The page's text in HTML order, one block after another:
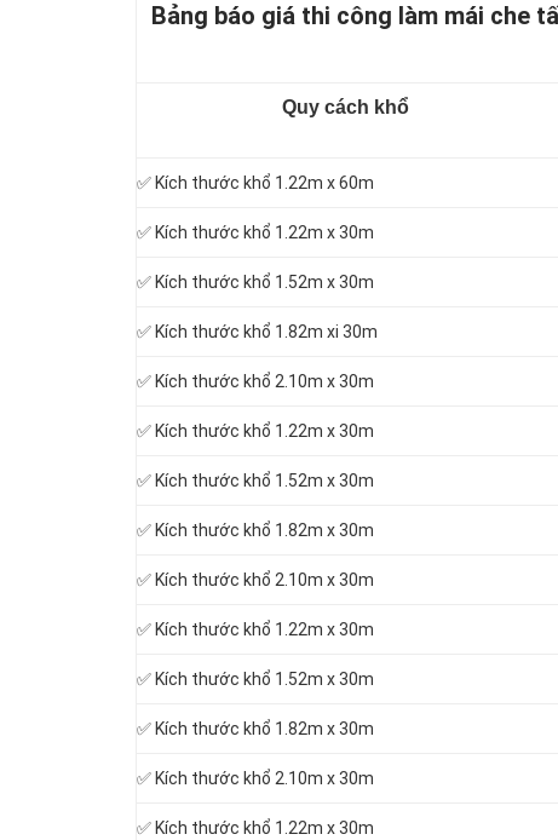
Bảng báo giá thi công làm mái che
Quy cách khổ
✅ Kích thước khổ 1.22m x 60m
✅ Kích thước khổ 1.22m x 30m
✅ Kích thước khổ 1.52m x 30m
✅ Kích thước khổ 1.82m xi 30m
✅ Kích thước khổ 2.10m x 30m
✅ Kích thước khổ 1.22m x 30m
✅ Kích thước khổ 1.52m x 30m
✅ Kích thước khổ 1.82m x 30m
✅ Kích thước khổ 2.10m x 30m
✅ Kích thước khổ 1.22m x 30m
✅ Kích thước khổ 1.52m x 30m
✅ Kích thước khổ 1.82m x 30m
✅ Kích thước khổ 2.10m x 30m
✅ Kích thước khổ 1.22m x 30m